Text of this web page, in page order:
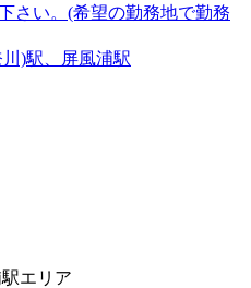
さい。(希望の勤務地で勤務
)駅、屏風浦駅
エリア